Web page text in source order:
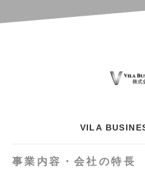
VILA
事業内容・会社の特長